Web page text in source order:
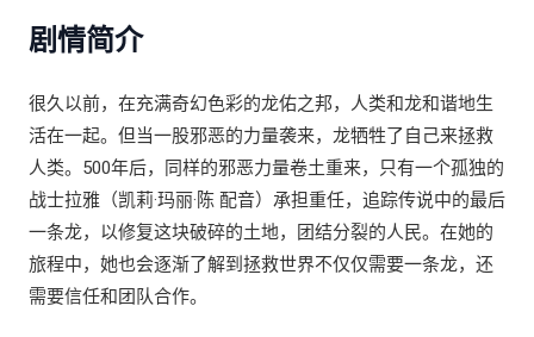
剧情简介
很久以前，在充满奇幻色彩的龙佑之邦，人类和龙和谐地生
活在一起。但当一股邪恶的力量袭来，龙牺牲了自己来拯救
人类。500年后，同样的邪恶力量卷土重来，只有一个孤独的
战士拉雅（凯莉·玛丽·陈 配音）承担重任，追踪传说中的最后
一条龙，以修复这块破碎的土地，团结分裂的人民。在她的
旅程中，她也会逐渐了解到拯救世界不仅仅需要一条龙，还
需要信任和团队合作。